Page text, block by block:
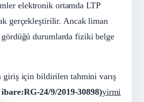
elektronik ortamda LTP
gerçekleştirilir. Ancak liman
gördüğü durumlarda fiziki belge
giriş için bildirilen tahmini varış
24/9/2019-30898)yirmi